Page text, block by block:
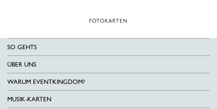
FOTOKARTEN
SO GEHTS
ÜBER UNS
WARUM EVENTKINGDOM?
MUSIK-KARTEN